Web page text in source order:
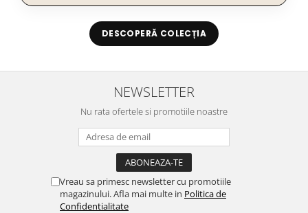
DESCOPERĂ COLECȚIA
NEWSLETTER
Nu rata ofertele si promotiile noastre
Vreau sa primesc newsletter cu promotiile
magazinului. Afla mai multe in Politica de
Confidentialitate